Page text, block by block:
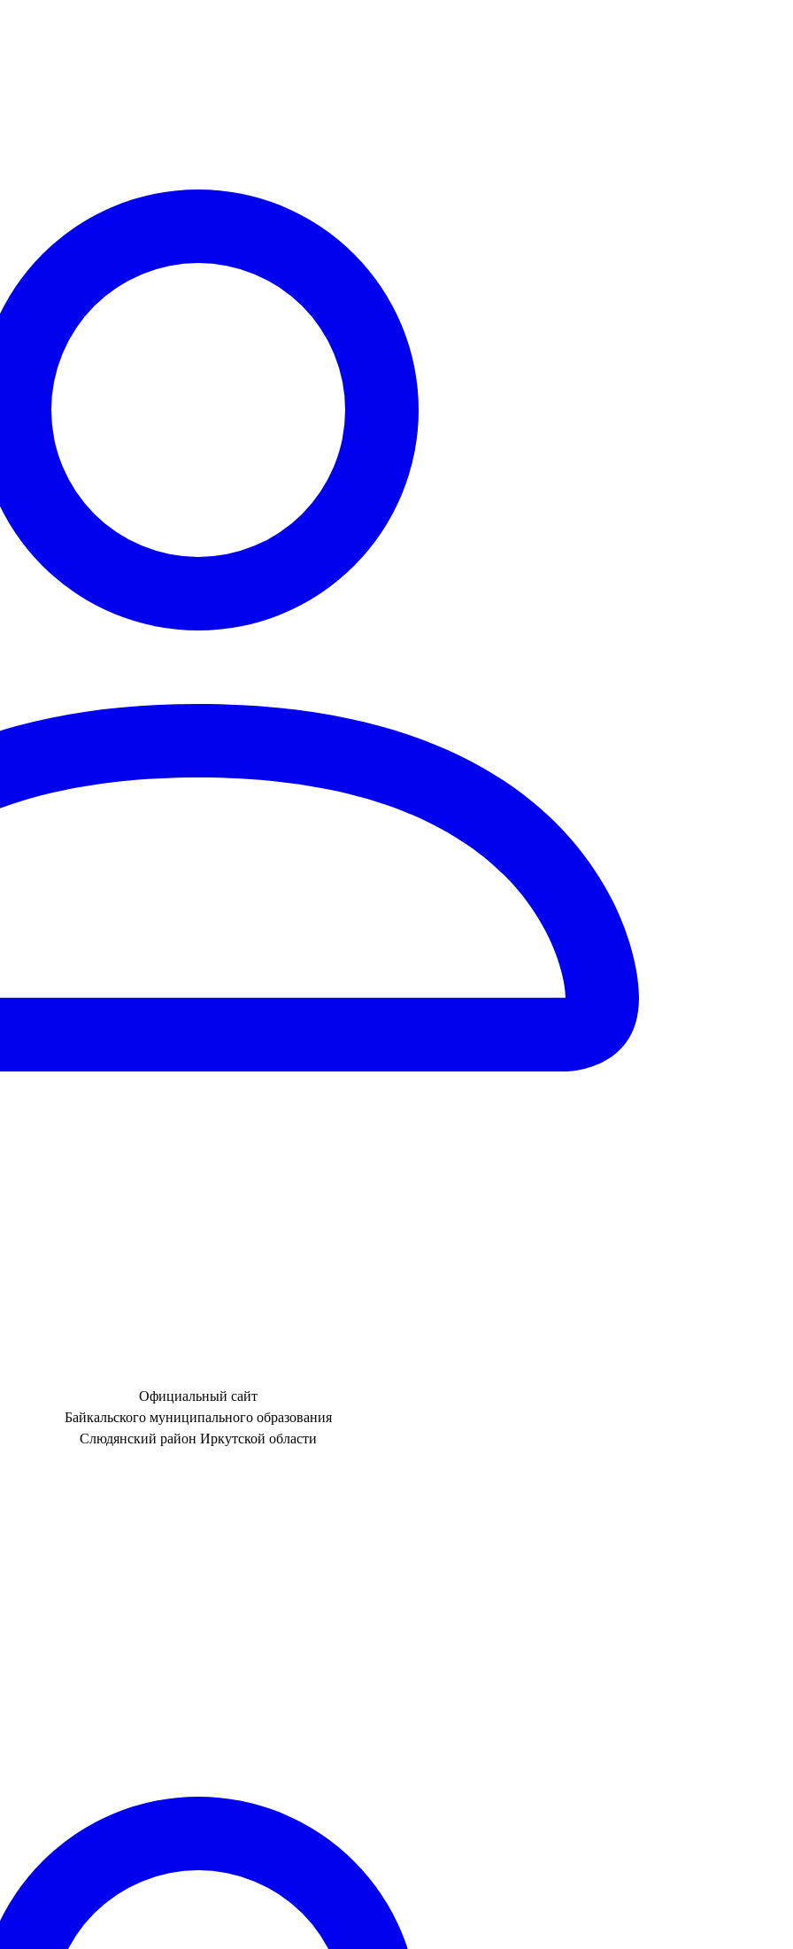
Официальный сайт
Байкальского муниципального образования
Слюдянский район Иркутской области